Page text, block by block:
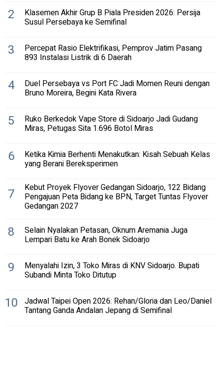
2 Klasemen Akhir Grup B Piala Presiden 2026: Persija
Susul Persebaya ke Semifinal
3 Percepat Rasio Elektrifikasi, Pemprov Jatim Pasang
893 Instalasi Listrik di 6 Daerah
4 Duel Persebaya vs Port FC Jadi Momen Reuni dengan
Bruno Moreira, Begini Kata Rivera
5 Ruko Berkedok Vape Store di Sidoarjo Jadi Gudang
Miras, Petugas Sita 1.696 Botol Miras
6 Ketika Kimia Berhenti Menakutkan: Kisah Sebuah Kelas
yang Berani Bereksperimen
7 Kebut Proyek Flyover Gedangan Sidoarjo, 122 Bidang
Pengajuan Peta Bidang ke BPN, Target Tuntas Flyover
Gedangan 2027
8 Selain Nyalakan Petasan, Oknum Aremania Juga
Lempari Batu ke Arah Bonek Sidoarjo
9 Menyalahi Izin, 3 Toko Miras di KNV Sidoarjo. Bupati
Subandi Minta Toko Ditutup
10 Jadwal Taipei Open 2026: Rehan/Gloria dan Leo/Daniel
Tantang Ganda Andalan Jepang di Semifinal